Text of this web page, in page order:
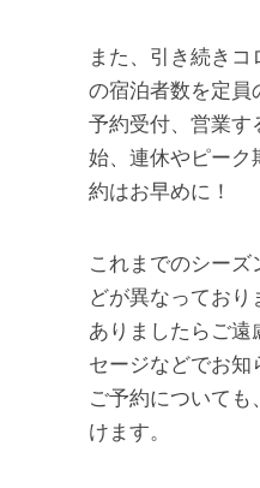
また、引き続き
の宿泊者数を定員
予約受付、営業す
始、連休やピーク
約はお早めに！
これまでのシー
どが異なってお
ありましたらご遠
セージなどでお知
ご予約について
けます。